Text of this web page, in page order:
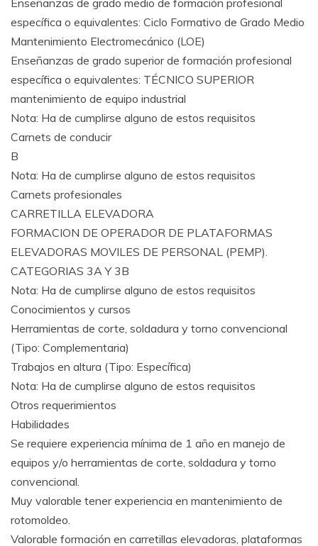
Enseñanzas de grado medio de formación profesional
específica o equivalentes: Ciclo Formativo de Grado Medio
Mantenimiento Electromecánico (LOE)
Enseñanzas de grado superior de formación profesional
específica o equivalentes: TÉCNICO SUPERIOR
mantenimiento de equipo industrial
Nota: Ha de cumplirse alguno de estos requisitos
Carnets de conducir
B
Nota: Ha de cumplirse alguno de estos requisitos
Carnets profesionales
CARRETILLA ELEVADORA
FORMACION DE OPERADOR DE PLATAFORMAS
ELEVADORAS MOVILES DE PERSONAL (PEMP).
CATEGORIAS 3A Y 3B
Nota: Ha de cumplirse alguno de estos requisitos
Conocimientos y cursos
Herramientas de corte, soldadura y torno convencional
(Tipo: Complementaria)
Trabajos en altura (Tipo: Específica)
Nota: Ha de cumplirse alguno de estos requisitos
Otros requerimientos
Habilidades
Se requiere experiencia mínima de 1 año en manejo de
equipos y/o herramientas de corte, soldadura y torno
convencional.
Muy valorable tener experiencia en mantenimiento de
rotomoldeo.
Valorable formación en carretillas elevadoras, plataformas